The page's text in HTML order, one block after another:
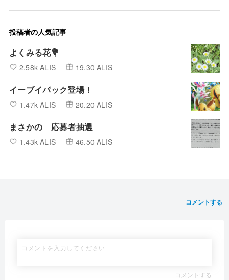
投稿者の人気記事
よくみる花💐
2.58k ALIS 19.30 ALIS
イーブイパック登場！
1.47k ALIS 20.20 ALIS
まさかの 応募者抽選
1.43k ALIS 46.50 ALIS
コメントする
コメントする